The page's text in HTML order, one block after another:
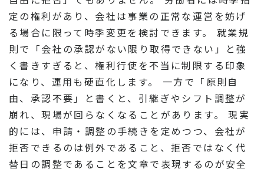
定の権利があり、会社は事業の正常な運営を妨げ
る場合に限って時季変更を検討できます。 就業規
則で「会社の承認がない限り取得できない」と強
く書きすぎると、権利行使を不当に制限する印象
になり、運用も硬直化します。 一方で「原則自
由、承認不要」と書くと、引継ぎやシフト調整が
崩れ、現場が回らなくなることがあります。 現実
的には、申請・調整の手続きを定めつつ、会社が
拒否できるのは例外であること、拒否ではなく代
替日の調整であることを文章で表現するのが安全